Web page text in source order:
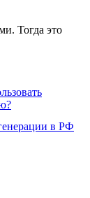
Тогда это
в РФ